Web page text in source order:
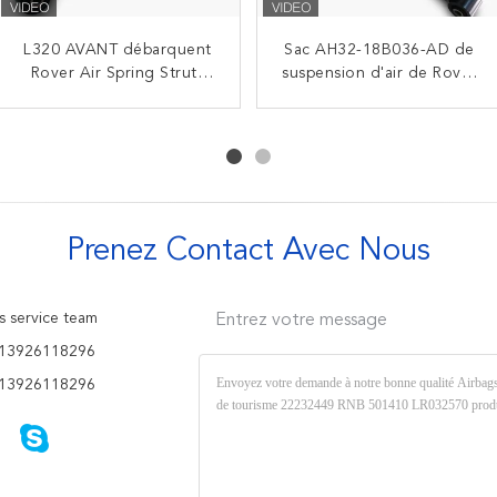
L320 AVANT débarquent
Rover Air Spring Struts
Sac AH32-18B036-AD de
suspension d'air de Rover
Remplacement NOUVEAU
RNB 500550 d'amortisseur
LR060403 terre réglable
Rover Shock Absorber
Prenez Contact Avec Nous
service team Entrez votre message